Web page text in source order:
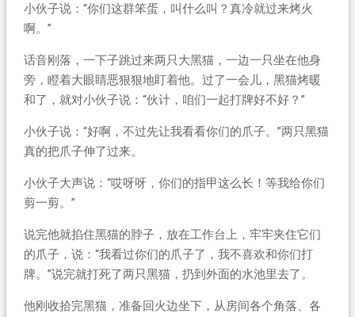
小伙子说：“你们这群笨蛋，叫什么叫？真冷就过来烤火
啊。”
话音刚落，一下子跳过来两只大黑猫，一边一只坐在他身
旁，瞪着大眼睛恶狠狠地盯着他。过了一会儿，黑猫烤暖
和了，就对小伙子说：“伙计，咱们一起打牌好不好？”
小伙子说：“好啊，不过先让我看看你们的爪子。”两只黑猫
真的把爪子伸了过来。
小伙子大声说：“哎呀呀，你们的指甲这么长！等我给你们
剪一剪。”
说完他就掐住黑猫的脖子，放在工作台上，牢牢夹住它们
的爪子，说：“我看过你们的爪子了，我不喜欢和你们打
牌。”说完就打死了两只黑猫，扔到外面的水池里去了。
他刚收拾完黑猫，准备回火边坐下，从房间各个角落、各